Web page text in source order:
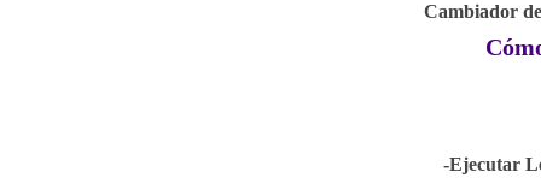
Cambiador
-Ejecutar